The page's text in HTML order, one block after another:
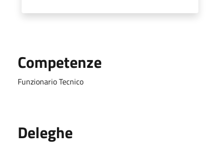
Competenze
Funzionario Tecnico
Deleghe